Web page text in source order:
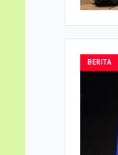
BERITA